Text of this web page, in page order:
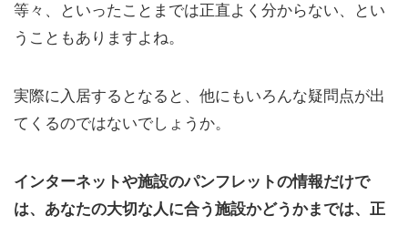
等々、といったことまでは正直よく分からない、とい
うこともありますよね。
実際に入居するとなると、他にもいろんな疑問点が出
てくるのではないでしょうか。
インターネットや施設のパンフレットの情報だけで
は、あなたの大切な人に合う施設かどうかまでは、正